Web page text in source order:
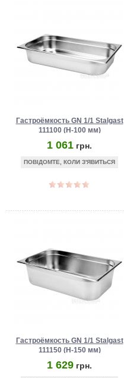
Гастроёмкость GN 1/1 Stalgast
111100 (Н-100 мм)
1 061 грн.
ПОВІДОМТЕ, КОЛИ З'ЯВИТЬСЯ
Гастроёмкость GN 1/1 Stalgast
111150 (Н-150 мм)
1 629 грн.